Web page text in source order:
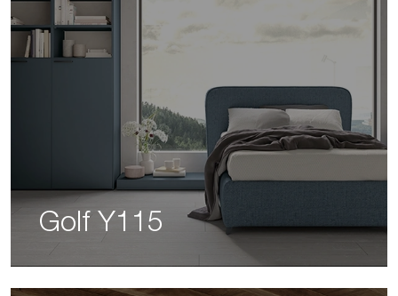
Golf Y115